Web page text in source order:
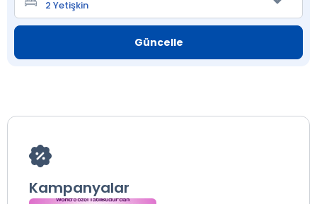
Güncelle
Kampanyalar